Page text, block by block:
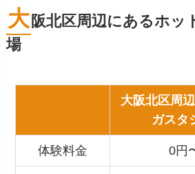
大 阪北区周辺にあるホッ
場
大阪北区周
ガスタ
体験料金 0円